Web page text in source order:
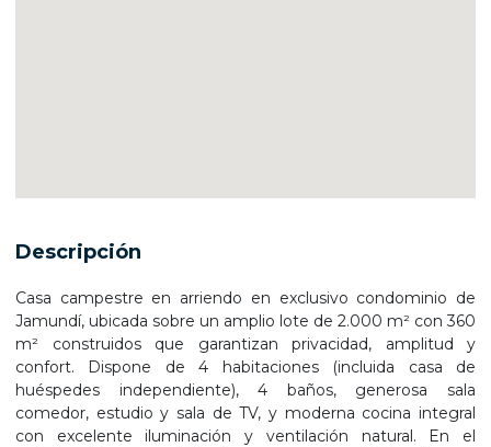
Descripción
Casa campestre en arriendo en exclusivo condominio de
Jamundí, ubicada sobre un amplio lote de 2.000 m² con 360
m² construidos que garantizan privacidad, amplitud y
confort. Dispone de 4 habitaciones (incluida casa de
huéspedes independiente), 4 baños, generosa sala
comedor, estudio y sala de TV, y moderna cocina integral
con excelente iluminación y ventilación natural. En el